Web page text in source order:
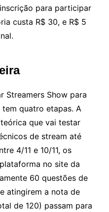
para participar
custa R$ 30, e R$ 5
Streamers Show para
quatro etapas. A
que vai testar
de stream até
4/11 e 10/11, os
no site da
60 questões de
atingirem a nota de
de 120) passam para